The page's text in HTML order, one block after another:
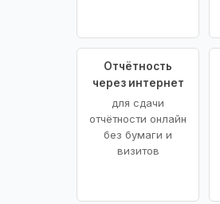
Отчётность
через интернет
для сдачи
отчётности онлайн
без бумаги и
визитов